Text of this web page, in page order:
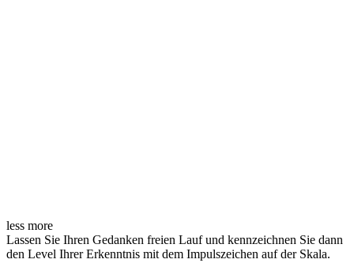
less more
Lassen Sie Ihren Gedanken freien Lauf und kennzeichnen Sie dann
den Level Ihrer Erkenntnis mit dem Impulszeichen auf der Skala.